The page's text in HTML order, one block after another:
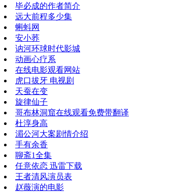
毕必成的作者简介
远大前程多少集
蝌蚪网
安小荞
讷河环球时代影城
动画心疗系
在线电影观看网站
虎口拔牙 电视剧
天蚕在变
旋律仙子
哥布林洞窟在线观看免费带翻译
杜淳身高
湄公河大案剧情介绍
手有余香
聊斋1全集
任意依恋 迅雷下载
王者清风演员表
赵薇演的电影